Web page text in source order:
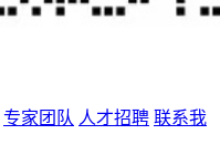
专家团队 人才招聘 联系我